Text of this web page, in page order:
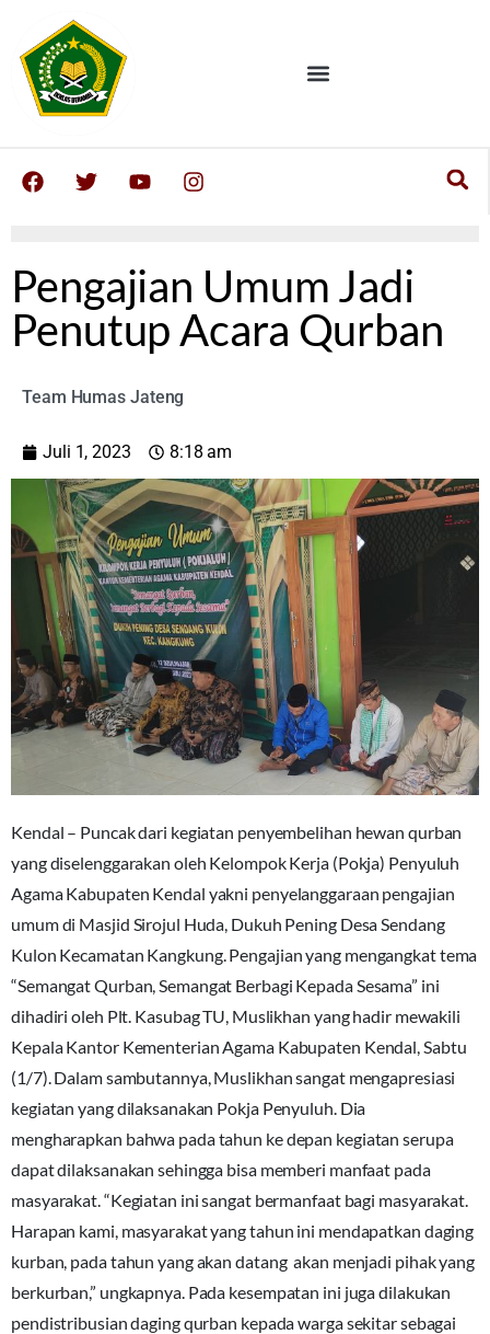
Pengajian Umum Jadi
Penutup Acara Qurban
Team Humas Jateng
Juli 1, 2023 8:18 am
Kendal – Puncak dari kegiatan penyembelihan hewan qurban
yang diselenggarakan oleh Kelompok Kerja (Pokja) Penyuluh
Agama Kabupaten Kendal yakni penyelanggaraan pengajian
umum di Masjid Sirojul Huda, Dukuh Pening Desa Sendang
Kulon Kecamatan Kangkung. Pengajian yang mengangkat tema
“Semangat Qurban, Semangat Berbagi Kepada Sesama” ini
dihadiri oleh Plt. Kasubag TU, Muslikhan yang hadir mewakili
Kepala Kantor Kementerian Agama Kabupaten Kendal, Sabtu
(1/7). Dalam sambutannya, Muslikhan sangat mengapresiasi
kegiatan yang dilaksanakan Pokja Penyuluh. Dia
mengharapkan bahwa pada tahun ke depan kegiatan serupa
dapat dilaksanakan sehingga bisa memberi manfaat pada
masyarakat. “Kegiatan ini sangat bermanfaat bagi masyarakat.
Harapan kami, masyarakat yang tahun ini mendapatkan daging
kurban, pada tahun yang akan datang akan menjadi pihak yang
berkurban,” ungkapnya. Pada kesempatan ini juga dilakukan
pendistribusian daging qurban kepada warga sekitar sebagai